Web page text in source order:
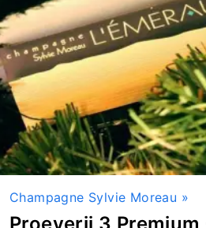
Champagne Sylvie Moreau »